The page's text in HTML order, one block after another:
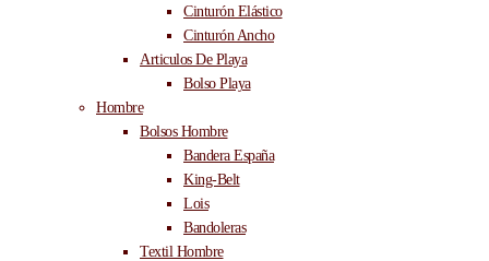
Cinturón Elástico
Cinturón Ancho
Articulos De Playa
Bolso Playa
Hombre
Bolsos Hombre
Bandera España
King-Belt
Lois
Bandoleras
Textil Hombre